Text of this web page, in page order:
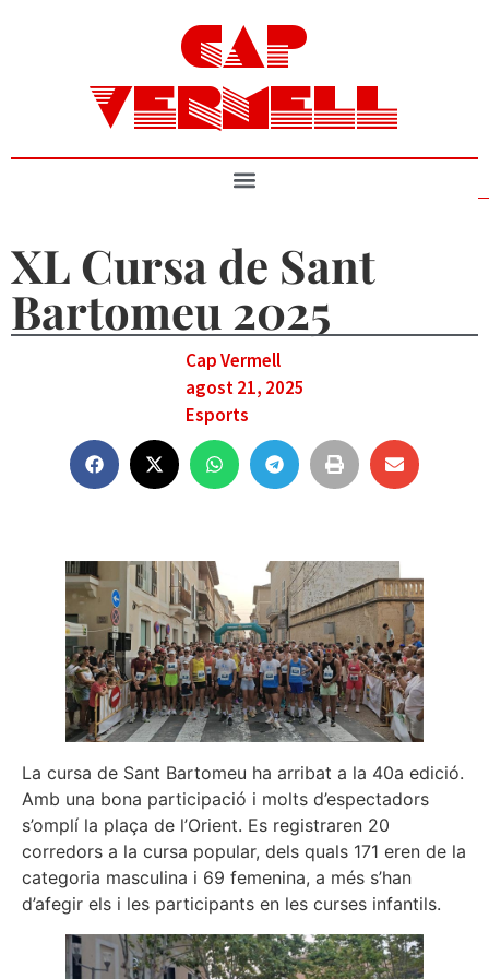
CAP
VERMELL
XL Cursa de Sant
Bartomeu 2025
Cap Vermell
agost 21, 2025
Esports
La cursa de Sant Bartomeu ha arribat a la 40a edició.
Amb una bona participació i molts d’espectadors
s’omplí la plaça de l’Orient. Es registraren 20
corredors a la cursa popular, dels quals 171 eren de la
categoria masculina i 69 femenina, a més s’han
d’afegir els i les participants en les curses infantils.